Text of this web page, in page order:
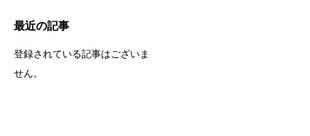
最近の記事
登録されている記事はございま
せん。